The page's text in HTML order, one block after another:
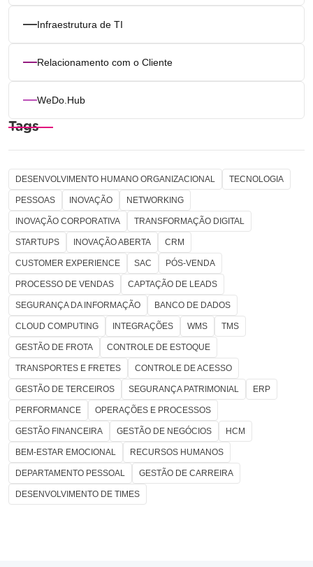
Infraestrutura de TI
Relacionamento com o Cliente
WeDo.Hub
Tags
DESENVOLVIMENTO HUMANO ORGANIZACIONAL TECNOLOGIA
PESSOAS INOVAÇÃO NETWORKING
INOVAÇÃO CORPORATIVA TRANSFORMAÇÃO DIGITAL
STARTUPS INOVAÇÃO ABERTA CRM
CUSTOMER EXPERIENCE SAC PÓS-VENDA
PROCESSO DE VENDAS CAPTAÇÃO DE LEADS
SEGURANÇA DA INFORMAÇÃO BANCO DE DADOS
CLOUD COMPUTING INTEGRAÇÕES WMS TMS
GESTÃO DE FROTA CONTROLE DE ESTOQUE
TRANSPORTES E FRETES CONTROLE DE ACESSO
GESTÃO DE TERCEIROS SEGURANÇA PATRIMONIAL ERP
PERFORMANCE OPERAÇÕES E PROCESSOS
GESTÃO FINANCEIRA GESTÃO DE NEGÓCIOS HCM
BEM-ESTAR EMOCIONAL RECURSOS HUMANOS
DEPARTAMENTO PESSOAL GESTÃO DE CARREIRA
DESENVOLVIMENTO DE TIMES